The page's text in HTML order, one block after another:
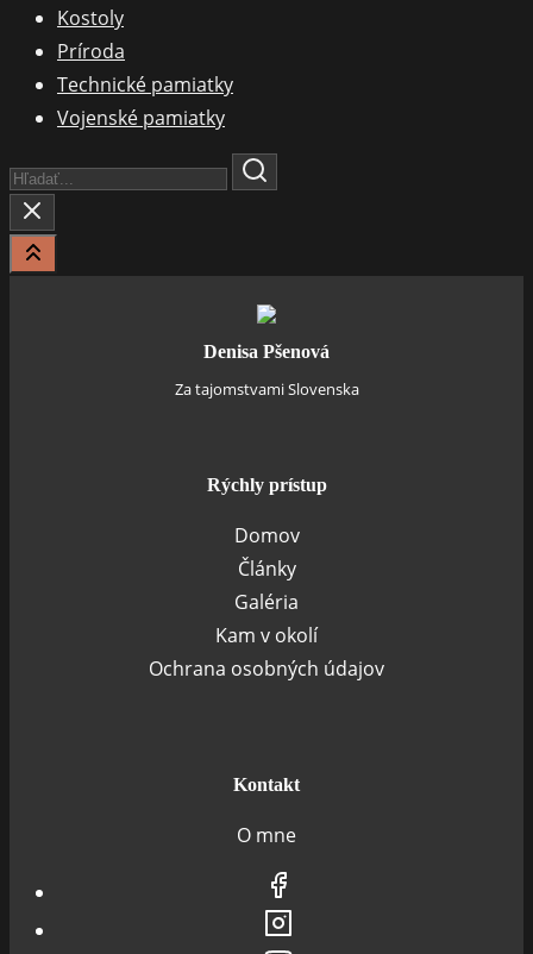
Kostoly
Príroda
Technické pamiatky
Vojenské pamiatky
Search
Here...
Denisa Pšenová
Za tajomstvami Slovenska
Rýchly prístup
Domov
Články
Galéria
Kam v okolí
Ochrana osobných údajov
Kontakt
O mne